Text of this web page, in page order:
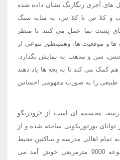
های آجری رنگارنگ نشان داده شده
و کلا س تا کلا س، به مثابه سنگ
پشت نما عمل می کنند تا منظر
و موقعیت ها، وهمینطور تنوعی از
سن و مذهب به نمایش بگذارد.
کمک می کند تا به بچه ها یاد دهند
طبیعی را به صورت مفهومی احساس
مجسمه ای است از <رودریگو
پورتوریکویی ساخته شده و از
تمام اهالی مدرسه و ساکنین محیط
اطراف برای ورود به این مجموعه 9000 مترمربعی خوش آمد می